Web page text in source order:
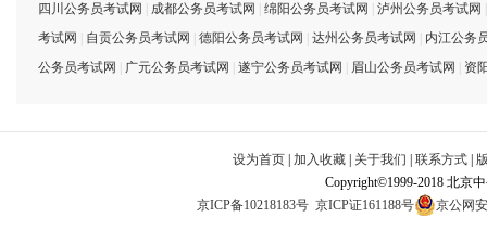
四川公务员考试网 成都公务员考试网 绵阳公务员考试网 泸州公务员考试网
考试网
自贡公务员考试网 德阳公务员考试网 达州公务员考试网
内江公务
公务员考试网
广元公务员考试网 遂宁公务员考试网 眉山公务员考试网 资
设为首页 加入收藏 关于我们 联系方式
Copyright©1999-2018 北京
京ICP备10218183号 京ICP证161188号 京公网